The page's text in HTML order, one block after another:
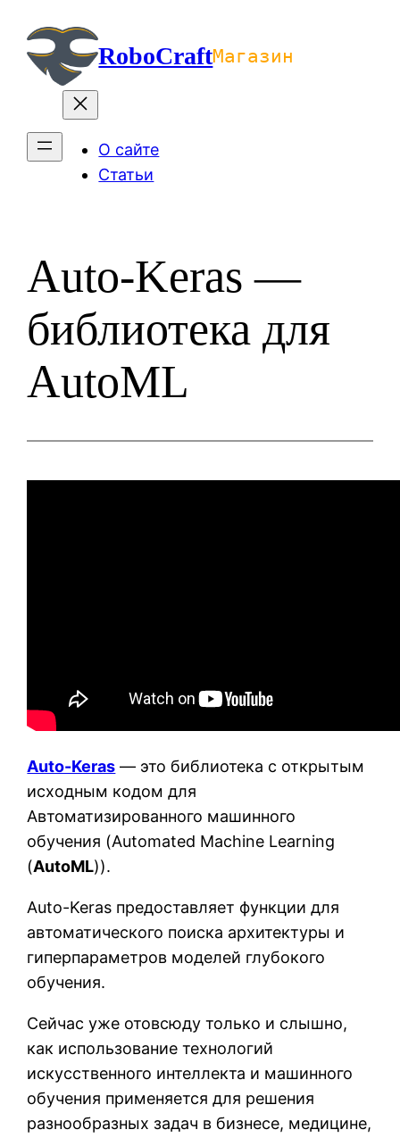
содержимомуRoboCraftМагазин
О сайте
Статьи
Auto-Keras —
библиотека для
AutoML
Auto-Keras — это библиотека с открытым
исходным кодом для
Автоматизированного машинного
обучения (Automated Machine Learning
(AutoML)).
Auto-Keras предоставляет функции для
автоматического поиска архитектуры и
гиперпараметров моделей глубокого
обучения.
Сейчас уже отовсюду только и слышно,
как использование технологий
искусственного интеллекта и машинного
обучения применяется для решения
разнообразных задач в бизнесе, медицине,